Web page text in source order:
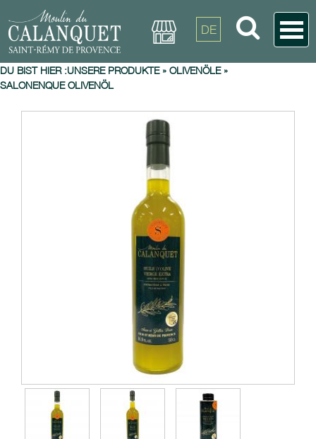
DE
DU BIST HIER :UNSERE PRODUKTE» OLIVENÖLE»
SALONENQUE OLIVENÖL